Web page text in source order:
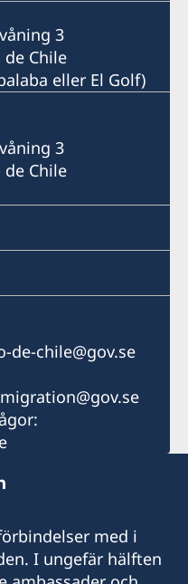
3
de Chile
eller El Golf)
3
de Chile
de-chile@gov.se
med i
I ungefär hälften